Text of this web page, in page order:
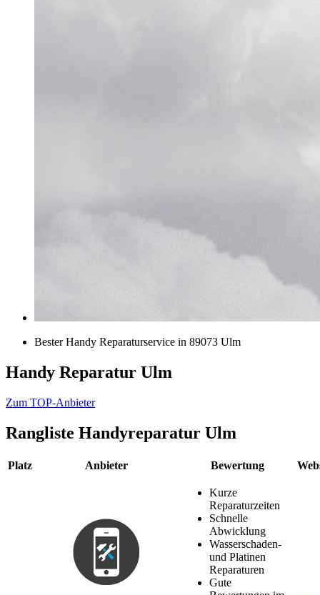
Bester Handy Reparaturservice in 89073 Ulm
Handy Reparatur Ulm
Zum TOP-Anbieter
Rangliste Handyreparatur Ulm
Platz Anbieter Bewertung
Kurze
Reparaturzeiten
Schnelle
Abwicklung
Wasserschaden-
und Platinen
Reparaturen
Gute